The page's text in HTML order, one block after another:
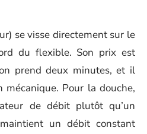
se visse directement sur le
du flexible. Son prix est
prend deux minutes, et il
Pour la douche,
de débit plutôt qu’un
un débit constant